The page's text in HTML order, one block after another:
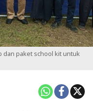
dan paket school kit untuk